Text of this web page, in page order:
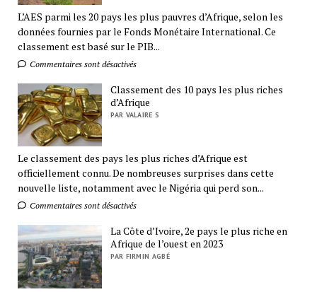
L’AES parmi les 20 pays les plus pauvres d’Afrique, selon les
données fournies par le Fonds Monétaire International. Ce
classement est basé sur le PIB...
Commentaires sont désactivés
Classement des 10 pays les plus riches
d’Afrique
PAR VALAIRE S
Le classement des pays les plus riches d’Afrique est
officiellement connu. De nombreuses surprises dans cette
nouvelle liste, notamment avec le Nigéria qui perd son...
Commentaires sont désactivés
La Côte d’Ivoire, 2e pays le plus riche en
Afrique de l’ouest en 2023
PAR FIRMIN AGBÉ